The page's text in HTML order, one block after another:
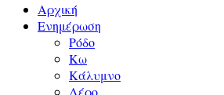
Αρχική
Ενημέρωση
Ρόδο
Κω
Κάλυμνο
Λέρο